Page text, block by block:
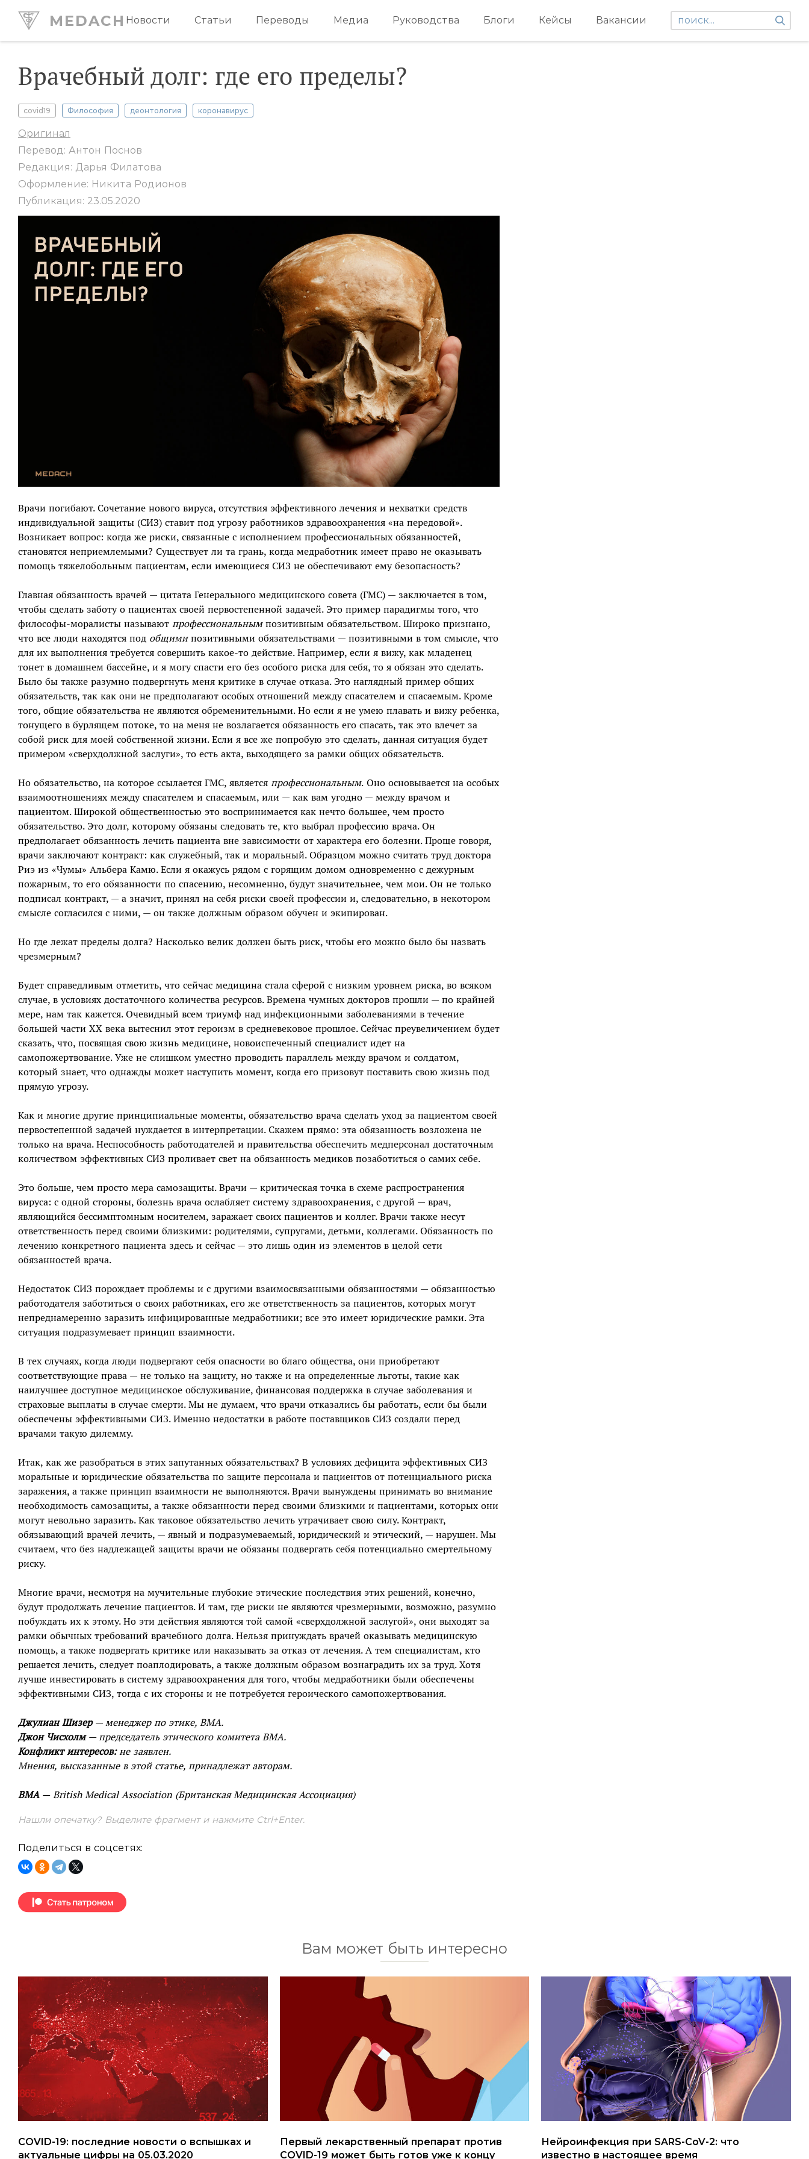
MEDACH Новости Статьи Переводы Медиа Руководства Блоги Кейсы Вакансии
Врачебный долг: где его пределы?
covid19 Философия деонтология коронавирус
Оригинал
Перевод: Антон Поснов
Редакция: Дарья Филатова
Оформление: Никита Родионов
Публикация: 23.05.2020
Врачи погибают. Сочетание нового вируса, отсутствия эффективного лечения и нехватки средств
индивидуальной защиты (СИЗ) ставит под угрозу работников здравоохранения «на передовой».
Возникает вопрос: когда же риски, связанные с исполнением профессиональных обязанностей,
становятся неприемлемыми? Существует ли та грань, когда медработник имеет право не оказывать
помощь тяжелобольным пациентам, если имеющиеся СИЗ не обеспечивают ему безопасность?
Главная обязанность врачей — цитата Генерального медицинского совета (ГМС) — заключается в том,
чтобы сделать заботу о пациентах своей первостепенной задачей. Это пример парадигмы того, что
философы-моралисты называют профессиональнымпозитивным обязательством. Широко признано,
что все люди находятся под общимипозитивными обязательствами — позитивными в том смысле, что
для их выполнения требуется совершить какое-то действие. Например, если я вижу, как младенец
тонет в домашнем бассейне, и я могу спасти его без особого риска для себя, то я обязан это сделать.
Было бы также разумно подвергнуть меня критике в случае отказа. Это наглядный пример общих
обязательств, так как они не предполагают особых отношений между спасателем и спасаемым. Кроме
того, общие обязательства не являются обременительными. Но если я не умею плавать и вижу ребенка,
тонущего в бурлящем потоке, то на меня не возлагается обязанность его спасать, так это влечет за
собой риск для моей собственной жизни. Если я все же попробую это сделать, данная ситуация будет
примером «сверхдолжной заслуги», то есть акта, выходящего за рамки общих обязательств.
Но обязательство, на которое ссылается ГМС, является профессиональным. Оно основывается на особых
взаимоотношениях между спасателем и спасаемым, или — как вам угодно — между врачом и
пациентом. Широкой общественностью это воспринимается как нечто большее, чем просто
обязательство. Это долг, которому обязаны следовать те, кто выбрал профессию врача. Он
предполагает обязанность лечить пациента вне зависимости от характера его болезни. Проще говоря,
врачи заключают контракт: как служебный, так и моральный. Образцом можно считать труд доктора
Риэ из «Чумы» Альбера Камю. Если я окажусь рядом с горящим домом одновременно с дежурным
пожарным, то его обязанности по спасению, несомненно, будут значительнее, чем мои. Он не только
подписал контракт, — а значит, принял на себя риски своей профессии и, следовательно, в некотором
смысле согласился с ними, — он также должным образом обучен и экипирован.
Но где лежат пределы долга? Насколько велик должен быть риск, чтобы его можно было бы назвать
чрезмерным?
Будет справедливым отметить, что сейчас медицина стала сферой с низким уровнем риска, во всяком
случае, в условиях достаточного количества ресурсов. Времена чумных докторов прошли — по крайней
мере, нам так кажется. Очевидный всем триумф над инфекционными заболеваниями в течение
большей части ХХ века вытеснил этот героизм в средневековое прошлое. Сейчас преувеличением будет
сказать, что, посвящая свою жизнь медицине, новоиспеченный специалист идет на
самопожертвование. Уже не слишком уместно проводить параллель между врачом и солдатом,
который знает, что однажды может наступить момент, когда его призовут поставить свою жизнь под
прямую угрозу.
Как и многие другие принципиальные моменты, обязательство врача сделать уход за пациентом своей
первостепенной задачей нуждается в интерпретации. Скажем прямо: эта обязанность возложена не
только на врача. Неспособность работодателей и правительства обеспечить медперсонал достаточным
количеством эффективных СИЗ проливает свет на обязанность медиков позаботиться о самих себе.
Это больше, чем просто мера самозащиты. Врачи — критическая точка в схеме распространения
вируса: с одной стороны, болезнь врача ослабляет систему здравоохранения, с другой — врач,
являющийся бессимптомным носителем, заражает своих пациентов и коллег. Врачи также несут
ответственность перед своими близкими: родителями, супругами, детьми, коллегами. Обязанность по
лечению конкретного пациента здесь и сейчас — это лишь один из элементов в целой сети
обязанностей врача.
Недостаток СИЗ порождает проблемы и с другими взаимосвязанными обязанностями — обязанностью
работодателя заботиться о своих работниках, его же ответственность за пациентов, которых могут
непреднамеренно заразить инфицированные медработники; все это имеет юридические рамки. Эта
ситуация подразумевает принцип взаимности.
В тех случаях, когда люди подвергают себя опасности во благо общества, они приобретают
соответствующие права — не только на защиту, но также и на определенные льготы, такие как
наилучшее доступное медицинское обслуживание, финансовая поддержка в случае заболевания и
страховые выплаты в случае смерти. Мы не думаем, что врачи отказались бы работать, если бы были
обеспечены эффективными СИЗ. Именно недостатки в работе поставщиков СИЗ создали перед
врачами такую дилемму.
Итак, как же разобраться в этих запутанных обязательствах? В условиях дефицита эффективных СИЗ
моральные и юридические обязательства по защите персонала и пациентов от потенциального риска
заражения, а также принцип взаимности не выполняются. Врачи вынуждены принимать во внимание
необходимость самозащиты, а также обязанности перед своими близкими и пациентами, которых они
могут невольно заразить. Как таковое обязательство лечить утрачивает свою силу. Контракт,
обязывающий врачей лечить, — явный и подразумеваемый, юридический и этический, — нарушен. Мы
считаем, что без надлежащей защиты врачи не обязаны подвергать себя потенциально смертельному
риску.
Многие врачи, несмотря на мучительные глубокие этические последствия этих решений, конечно,
будут продолжать лечение пациентов. И там, где риски не являются чрезмерными, возможно, разумно
побуждать их к этому. Но эти действия являются той самой «сверхдолжной заслугой», они выходят за
рамки обычных требований врачебного долга. Нельзя принуждать врачей оказывать медицинскую
помощь, а также подвергать критике или наказывать за отказ от лечения. А тем специалистам, кто
решается лечить, следует поаплодировать, а также должным образом вознаградить их за труд. Хотя
лучше инвестировать в систему здравоохранения для того, чтобы медработники были обеспечены
эффективными СИЗ, тогда с их стороны и не потребуется героического самопожертвования.
Джулиан Шизер— менеджер по этике, BMA.
Джон Чисхолм— председатель этического комитета ВМА.
Конфликт интересов:не заявлен.
Мнения, высказанные в этой статье, принадлежат авторам.
BMA— British Medical Association (Британская Медицинская Ассоциация)
Нашли опечатку? Выделите фрагмент и нажмите Ctrl+Enter.
Поделиться в соцсетях:
Вам может быть интересно
COVID-19: последние новости о вспышках и
актуальные цифры на 05.03.2020
Первый лекарственный препарат против
COVID-19 может быть готов уже к концу
Нейроинфекция при SARS-CoV-2: что
известно в настоящее время